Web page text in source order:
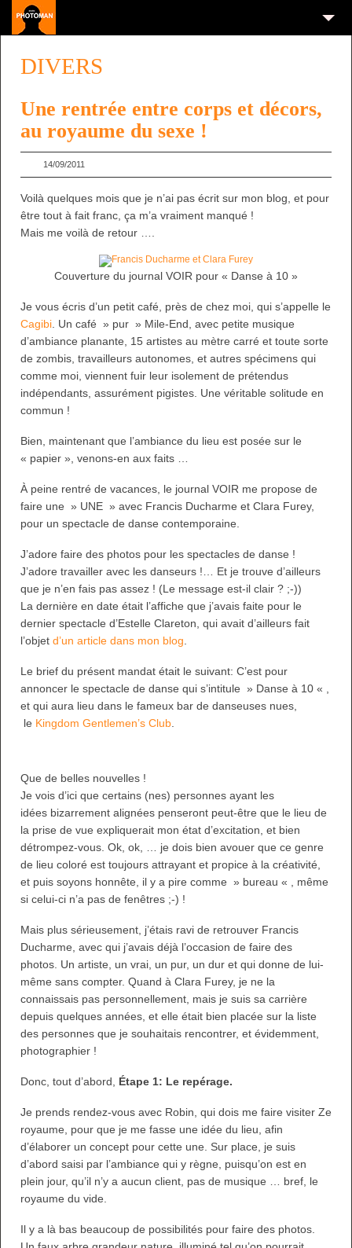
DIVERS
Une rentrée entre corps et décors,
au royaume du sexe !
14/09/2011
Voilà quelques mois que je n’ai pas écrit sur mon blog, et pour
être tout à fait franc, ça m’a vraiment manqué !
Mais me voilà de retour ….
Couverture du journal VOIR pour « Danse à 10 »
Je vous écris d’un petit café, près de chez moi, qui s’appelle le
Cagibi . Un café » pur » Mile-End, avec petite musique
d’ambiance planante, 15 artistes au mètre carré et toute sorte
de zombis, travailleurs autonomes, et autres spécimens qui
comme moi, viennent fuir leur isolement de prétendus
indépendants, assurément pigistes. Une véritable solitude en
commun !
Bien, maintenant que l’ambiance du lieu est posée sur le
« papier », venons-en aux faits …
À peine rentré de vacances, le journal VOIR me propose de
faire une » UNE » avec Francis Ducharme et Clara Furey,
pour un spectacle de danse contemporaine.
J’adore faire des photos pour les spectacles de danse !
J’adore travailler avec les danseurs !… Et je trouve d’ailleurs
que je n’en fais pas assez ! (Le message est-il clair ? ;-))
La dernière en date était l’affiche que j’avais faite pour le
dernier spectacle d’Estelle Clareton, qui avait d’ailleurs fait
l’objet d’un article dans mon blog
Le brief du présent mandat était le suivant: C’est pour
annoncer le spectacle de danse qui s’intitule » Danse à 10 « ,
et qui aura lieu dans le fameux bar de danseuses nues,
le Kingdom Gentlemen’s Club
Que de belles nouvelles !
Je vois d’ici que certains (nes) personnes ayant les
idées bizarrement alignées penseront peut-être que le lieu de
la prise de vue expliquerait mon état d’excitation, et bien
détrompez-vous. Ok, ok, … je dois bien avouer que ce genre
de lieu coloré est toujours attrayant et propice à la créativité,
et puis soyons honnête, il y a pire comme » bureau « , même
si celui-ci n’a pas de fenêtres ;-) !
Mais plus sérieusement, j’étais ravi de retrouver Francis
Ducharme, avec qui j’avais déjà l’occasion de faire des
photos. Un artiste, un vrai, un pur, un dur et qui donne de lui-
même sans compter. Quand à Clara Furey, je ne la
connaissais pas personnellement, mais je suis sa carrière
depuis quelques années, et elle était bien placée sur la liste
des personnes que je souhaitais rencontrer, et évidemment,
photographier !
Donc, tout d’abord, Étape 1: Le repérage.
Je prends rendez-vous avec Robin, qui dois me faire visiter Ze
royaume, pour que je me fasse une idée du lieu, afin
d’élaborer un concept pour cette une. Sur place, je suis
d’abord saisi par l’ambiance qui y règne, puisqu’on est en
plein jour, qu’il n’y a aucun client, pas de musique … bref, le
royaume du vide.
Il y a là bas beaucoup de possibilités pour faire des photos.